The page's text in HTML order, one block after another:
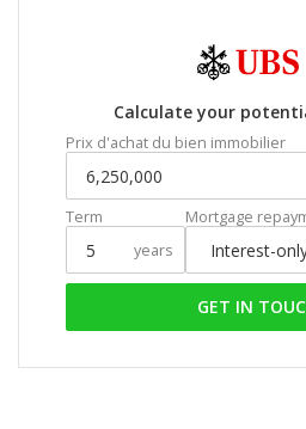
Calculate your
Prix d'achat du bien immobilier
Term
years
Mortgage
GET IN